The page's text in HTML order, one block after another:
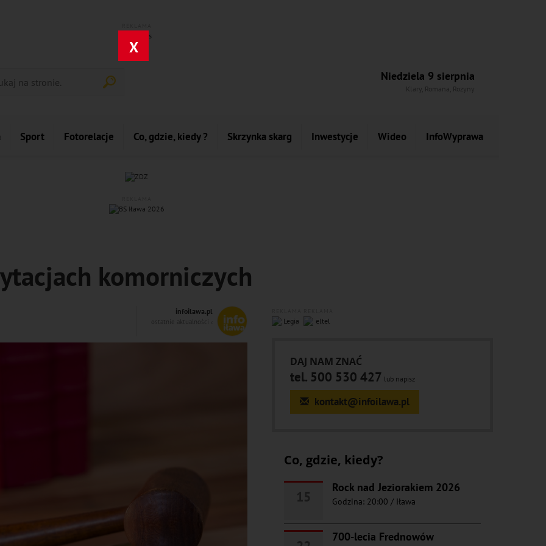
X
Niedziela 9 sierpnia
Klary, Romana, Rozyny
Sport Fotorelacje Co, gdzie, kiedy ? Skrzynka skarg Inwestycje Wideo InfoWyprawa
komorniczych
infoilawa.pl
ostatnie aktualności ‹
DAJ NAM ZNAĆ
tel. 500 530 427 lub napisz
kontakt@infoilawa.pl
Co, gdzie, kiedy?
Rock nad Jeziorakiem 2026
Godzina: 20:00 / Iława
700-lecia Frednowów